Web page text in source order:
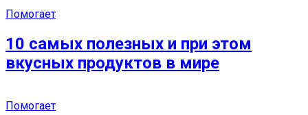
Помогает
10 самых полезных и при этом
вкусных продуктов в мире
Помогает